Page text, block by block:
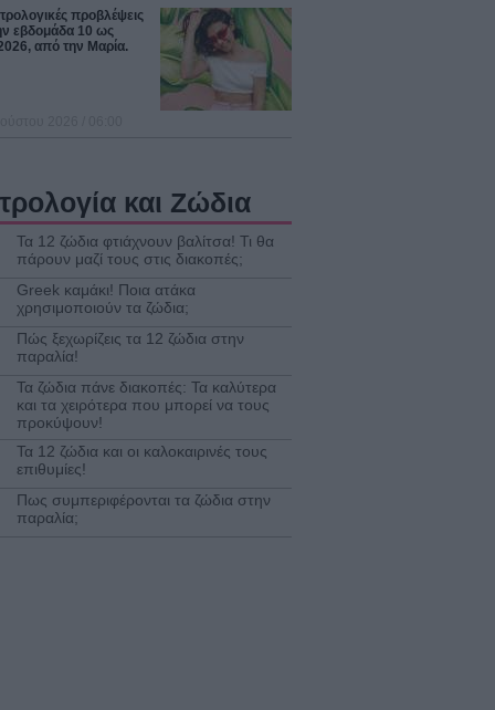
προβλέψεις
εβδομάδα 10 ως
από την Μαρία.
και Ζώδια
Τα 12 ζώδια φτιάχνουν βαλίτσα! Τι θα
πάρουν μαζί τους στις διακοπές;
Greek καμάκι! Ποια ατάκα
χρησιμοποιούν τα ζώδια;
Πώς ξεχωρίζεις τα 12 ζώδια στην
παραλία!
Τα ζώδια πάνε διακοπές: Τα καλύτερα
και τα χειρότερα που μπορεί να τους
προκύψουν!
Τα 12 ζώδια και οι καλοκαιρινές τους
επιθυμίες!
Πως συμπεριφέρονται τα ζώδια στην
παραλία;